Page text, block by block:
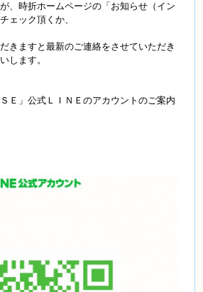
、時折ホームページの 「お知らせ（イン
ェック頂くか、
きますと最新のご連絡をさせていただき
します。
Ｅ」公式ＬＩＮＥのアカウントのご案内